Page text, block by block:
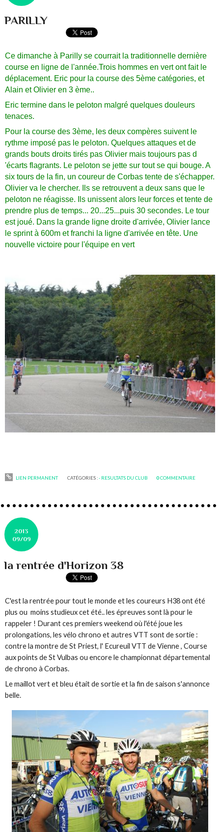
PARILLY
Ce dimanche à Parilly se courrait la traditionnelle dernière
course en ligne de l'année.Trois hommes en vert ont fait le
déplacement. Eric pour la course des 5ème catégories, et
Alain et Olivier en 3 ème..
Eric termine dans le peloton malgré quelques douleurs
tenaces.
Pour la course des 3ème, les deux compères suivent le
rythme imposé pas le peloton. Quelques attaques et de
grands bouts droits tirés pas Olivier mais toujours pas d
'écarts flagrants. Le peloton se jette sur tout se qui bouge. A
six tours de la fin, un coureur de Corbas tente de s'échapper.
Olivier va le chercher. Ils se retrouvent a deux sans que le
peloton ne réagisse. Ils unissent alors leur forces et tente de
prendre plus de temps... 20...25...puis 30 secondes. Le tour
est joué. Dans la grande ligne droite d'arrivée, Olivier lance
le sprint à 600m et franchi la ligne d'arrivée en tête. Une
nouvelle victoire pour l'équipe en vert
LIEN PERMANENT CATÉGORIES :- RESULTATS DU CLUB 0COMMENTAIRE
2013
09/09
la rentrée d'Horizon 38
C'est la rentrée pour tout le monde et les coureurs H38 ont été
plus ou moins studieux cet été.. les épreuves sont là pour le
rappeler ! Durant ces premiers weekend où l'été joue les
prolongations, les vélo chrono et autres VTT sont de sortie :
contre la montre de St Priest, l' Ecureuil VTT de Vienne , Course
aux points de St Vulbas ou encore le championnat départemental
de chrono à Corbas.
Le maillot vert et bleu était de sortie et la fin de saison s'annonce
belle.